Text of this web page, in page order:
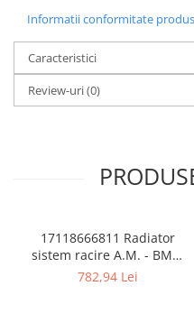
Informatii conformitate produs
Caracteristici
Review-uri(0)
17118666811 Radiator
sistem racire A.M. - BMW
Seria 3 G20 G21, Z4 G29
782,94 Lei